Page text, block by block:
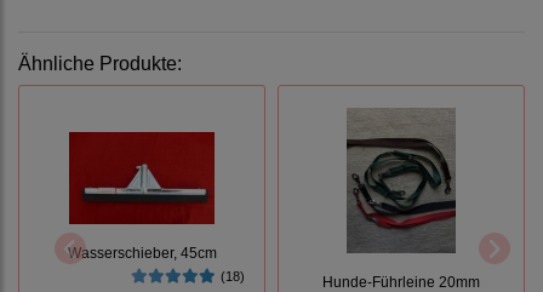
Ähnliche Produkte:
Wasserschieber, 45cm
(18) Hunde-Führleine 20mm